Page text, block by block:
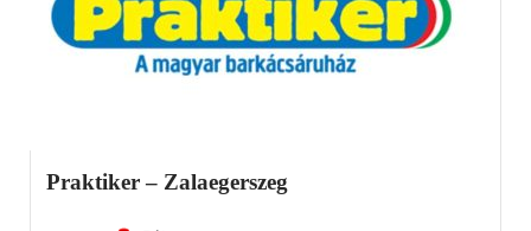
Praktiker – Zalaegerszeg